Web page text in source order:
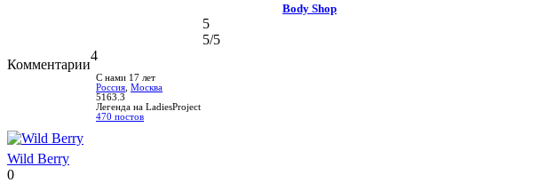
Body Shop
5
5/5
Комментарии
4
С нами 17 лет
Россия Москва
5163.3
Легенда на LadiesProject
470 постов
Wild Berry
0